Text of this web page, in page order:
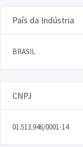
País da Indústria
BRASIL
CNPJ
01.513.946/0001-14